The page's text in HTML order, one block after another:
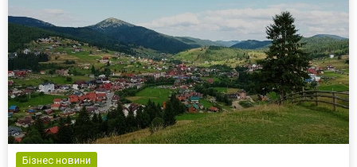
Бізнес новини